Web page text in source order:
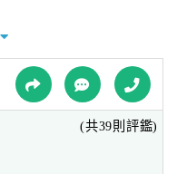
Hotel offers
and business
we create great
personal service,
With its
is a one minute walk to
(共39則評鑑)